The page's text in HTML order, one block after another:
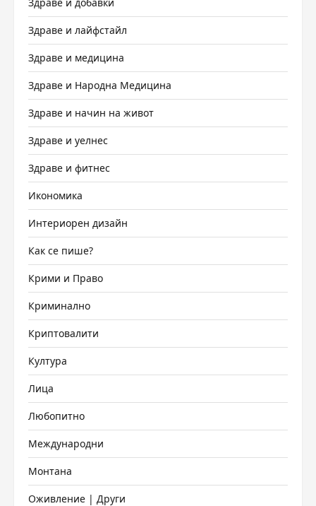
Здраве и лайфстайл
Здраве и медицина
Здраве и Народна Медицина
Здраве и начин на живот
Здраве и уелнес
Здраве и фитнес
Икономика
Интериорен дизайн
Как се пише?
Крими и Право
Криминално
Криптовалити
Култура
Лица
Любопитно
Международни
Монтана
Оживление | Други